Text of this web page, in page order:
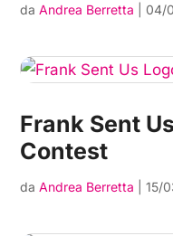
daAndrea Berretta 04/
Frank Sent
Contest
daAndrea Berretta |15/